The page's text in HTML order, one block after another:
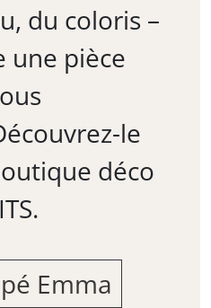
du coloris –
une pièce
le
déco
Emma